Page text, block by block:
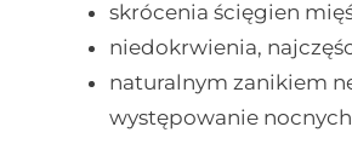
skrócenia ścięgien
niedokrwienia,
naturalnym zanikiem
występowanie